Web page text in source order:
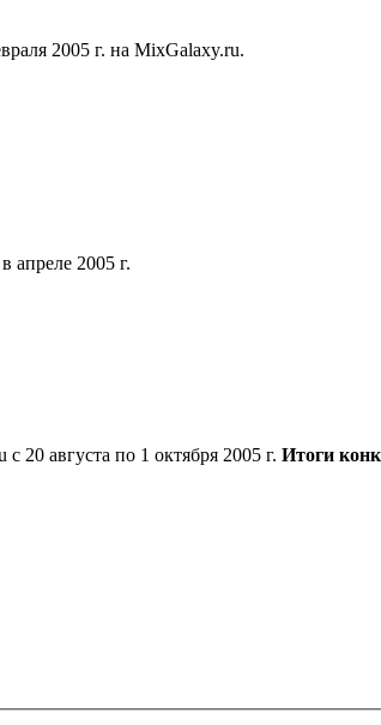
2005 г. на MixGalaxy.ru.
апреле 2005 г.
20 августа по 1 октября 2005 г. Итоги